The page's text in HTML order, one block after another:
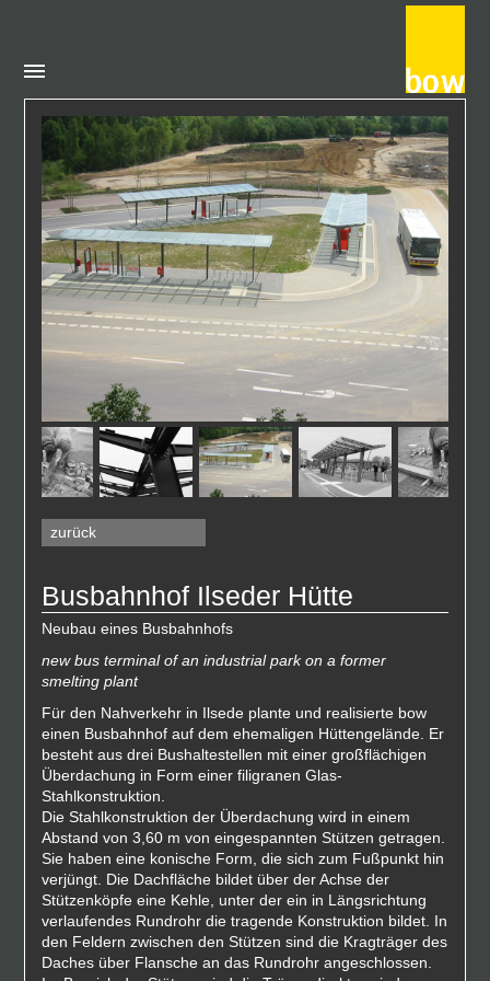
zurück
Busbahnhof Ilseder Hütte
Neubau eines Busbahnhofs
new bus terminal of an industrial park on a former
smelting plant
Für den Nahverkehr in Ilsede plante und realisierte bow
einen Busbahnhof auf dem ehemaligen Hüttengelände. Er
besteht aus drei Bushaltestellen mit einer großflächigen
Überdachung in Form einer filigranen Glas-
Stahlkonstruktion.
Die Stahlkonstruktion der Überdachung wird in einem
Abstand von 3,60 m von eingespannten Stützen getragen.
Sie haben eine konische Form, die sich zum Fußpunkt hin
verjüngt. Die Dachfläche bildet über der Achse der
Stützenköpfe eine Kehle, unter der ein in Längsrichtung
verlaufendes Rundrohr die tragende Konstruktion bildet. In
den Feldern zwischen den Stützen sind die Kragträger des
Daches über Flansche an das Rundrohr angeschlossen.